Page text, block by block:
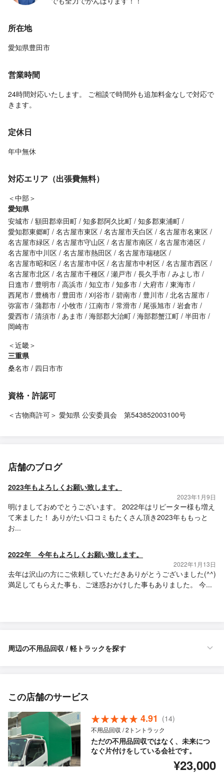
所在地
愛知県豊田市
営業時間
24時間対応いたします。 ご相談で時間外も追加料金なしで対応で
きます。
定休日
年中無休
対応エリア（出張費無料）
＜中部＞
愛知県
安城市 額田郡幸田町 知多郡阿久比町 知多郡東浦町
愛知郡東郷町 名古屋市東区 名古屋市天白区 名古屋市名東区
名古屋市緑区 名古屋市守山区 名古屋市南区 名古屋市港区
名古屋市中川区 名古屋市熱田区 名古屋市瑞穂区
名古屋市昭和区 名古屋市中区 名古屋市中村区 名古屋市西区
名古屋市北区 名古屋市千種区 瀬戸市 長久手市 みよし市
日進市
豊明市 高浜市 知立市 知多市 大府市 東海市
西尾市
豊橋市 豊田市 刈谷市 碧南市 豊川市 北名古屋市
弥富市 蒲郡市 小牧市 江南市 常滑市 尾張旭市 岩倉市
愛西市 清須市 あま市 海部郡大治町 海部郡蟹江町 半田市
岡崎市
＜近畿＞
三重県
桑名市
四日市市
資格・許認可
＜古物商許可＞ 愛知県 公安委員会 第543852003100号
店舗のブログ
2023年もよろしくお願い致します。
2023年1月9日
明けましておめでとうございます。 2022年はリピーター様も増え
て来ました！ ありがたい口コミもたくさん頂き2023年ももっと
お...
2022年 今年もよろしくお願い致します。
2022年1月13日
去年は沢山の方にご依頼していただきありがとうございました(^^)
満足してもらえた事も、ご迷惑おかけした事もありました。 今...
周辺の不用品回収 / 軽トラックを探す
この店舗のサービス
4.91 (14)
不用品回収 / 2トントラック
ただの不用品回収ではなく、未来につ
なぐ片付けをしている会社です。
¥23,000